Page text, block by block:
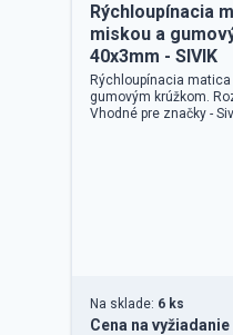
Rýchloupínacia
miskou a
40x3mm - SIVIK
Rýchloupínacia
gumovým krúžkom.
Vhodné pre značky -
Na sklade: 6 ks
Cena na vyžiadanie